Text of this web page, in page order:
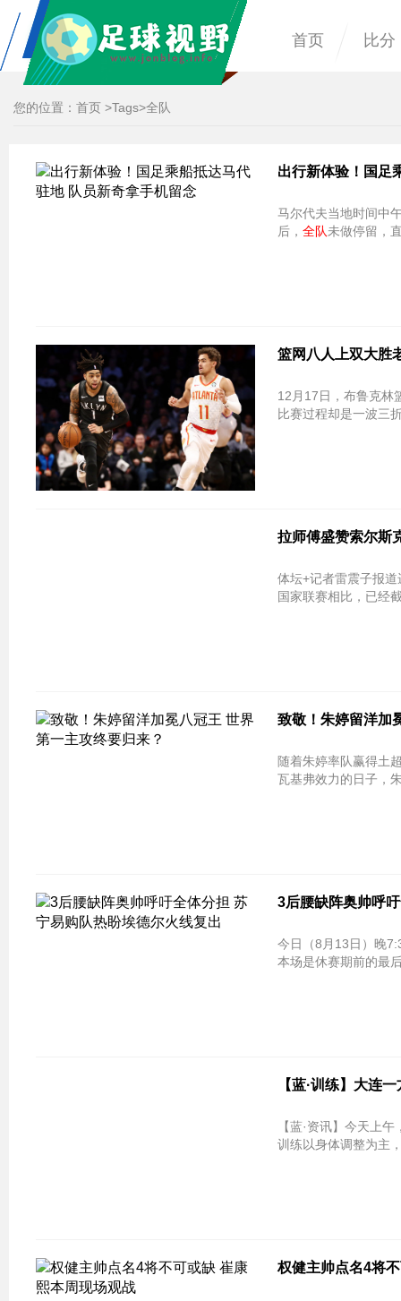
首页 比分
您的位置： 首页 >Tags>全队
出行新体验！国足
马尔代夫当地时间中
后， 全队未做停留，
篮网八人上双大胜
12月17日，布鲁克林
比赛过程却是一波三
拉师傅盛赞索尔斯
体坛+记者雷震子报
国家联赛相比，已经
致敬！朱婷留洋加
随着朱婷率队赢得土
瓦基弗效力的日子，
3后腰缺阵奥帅呼
今日（8月13日）晚
本场是休赛期前的最
【蓝·训练】大连
【蓝·资讯】今天上午
训练以身体调整为主
权健主帅点名4将